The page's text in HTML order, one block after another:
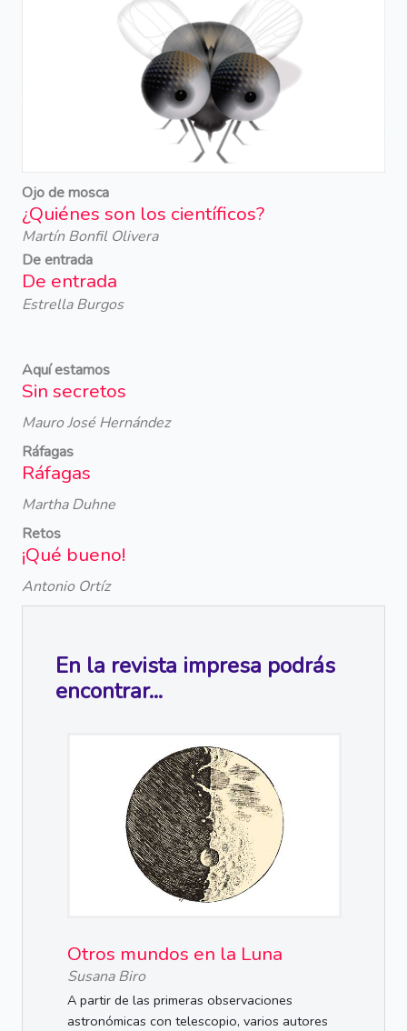
Ojo de mosca
¿Quiénes son los científicos?
Martín Bonfil Olivera
De entrada
De entrada
Estrella Burgos
Aquí estamos
Sin secretos
Mauro José Hernández
Ráfagas
Ráfagas
Martha Duhne
Retos
¡Qué bueno!
Antonio Ortíz
En la revista impresa podrás
encontrar...
Otros mundos en la Luna
Susana Biro
A partir de las primeras observaciones
astronómicas con telescopio, varios autores